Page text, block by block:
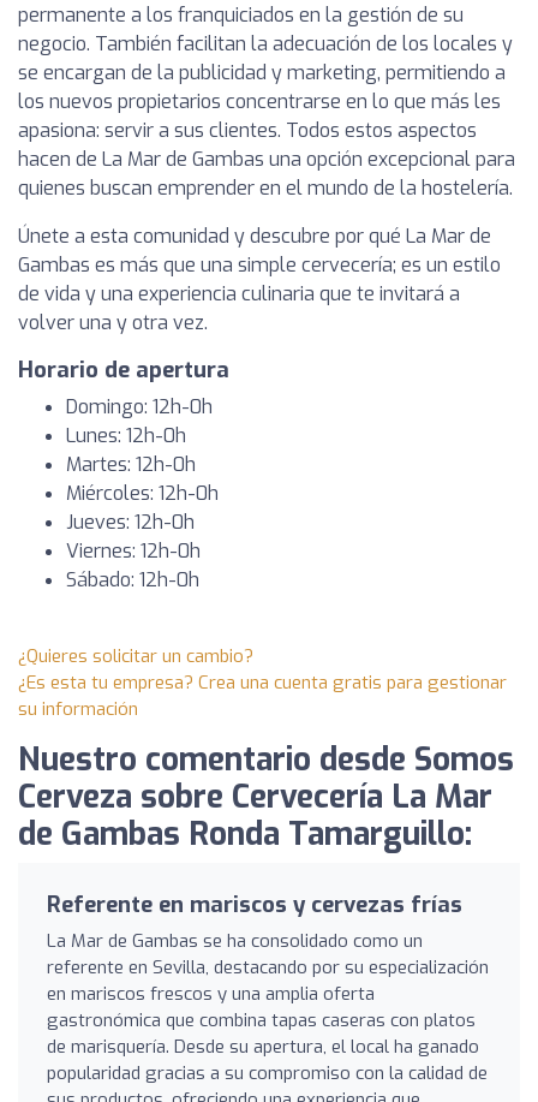
permanente a los franquiciados en la gestión de su
negocio. También facilitan la adecuación de los locales y
se encargan de la publicidad y marketing, permitiendo a
los nuevos propietarios concentrarse en lo que más les
apasiona: servir a sus clientes. Todos estos aspectos
hacen de La Mar de Gambas una opción excepcional para
quienes buscan emprender en el mundo de la hostelería.
Únete a esta comunidad y descubre por qué La Mar de
Gambas es más que una simple cervecería; es un estilo
de vida y una experiencia culinaria que te invitará a
volver una y otra vez.
Horario de apertura
Domingo: 12h-0h
Lunes: 12h-0h
Martes: 12h-0h
Miércoles: 12h-0h
Jueves: 12h-0h
Viernes: 12h-0h
Sábado: 12h-0h
¿Quieres solicitar un cambio?
¿Es esta tu empresa? Crea una cuenta gratis para gestionar
su información
Nuestro comentario desde Somos
Cerveza sobre Cervecería La Mar
de Gambas Ronda Tamarguillo:
Referente en mariscos y cervezas frías
La Mar de Gambas se ha consolidado como un
referente en Sevilla, destacando por su especialización
en mariscos frescos y una amplia oferta
gastronómica que combina tapas caseras con platos
de marisquería. Desde su apertura, el local ha ganado
popularidad gracias a su compromiso con la calidad de